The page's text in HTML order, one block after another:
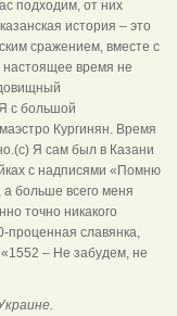
подходим, от них
история – это
сражением, вместе с
время не
с большой
Кургинян. Время
Я сам был в Казани
с надписями «Помню
а больше всего меня
точно никакого
проценная славянка,
– Не забудем, не